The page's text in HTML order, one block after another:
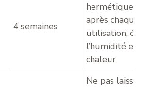
4 semaines
après chaque
utilisation,
l’humidité et la
chaleur
Ne pas laisser